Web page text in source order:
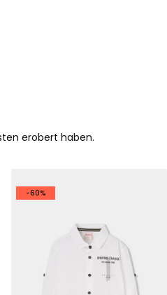
erobert haben.
-60%